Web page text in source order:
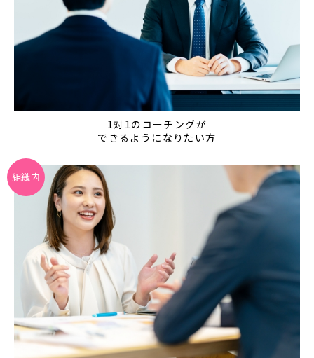
1対1のコーチングが
できるようになりたい方
組織内